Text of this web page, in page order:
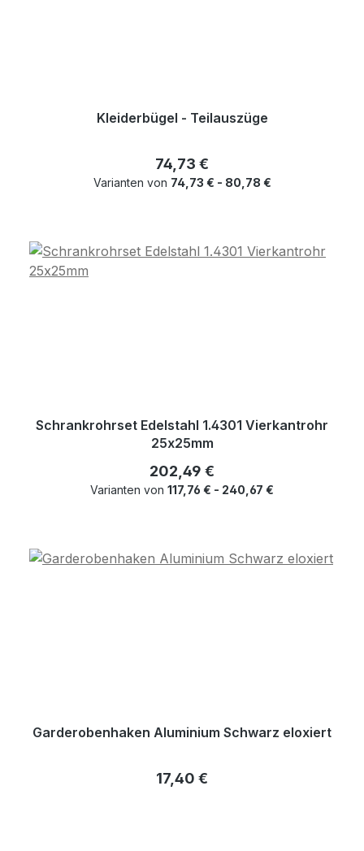
Kleiderbügel - Teilauszüge
Regulärer Preis:
74,73 €
Varianten von 74,73 € - 80,78 €
Schrankrohrset Edelstahl 1.4301 Vierkantrohr
25x25mm
Regulärer Preis:
202,49 €
Varianten von 117,76 € - 240,67 €
Garderobenhaken Aluminium Schwarz eloxiert
Regulärer Preis:
17,40 €